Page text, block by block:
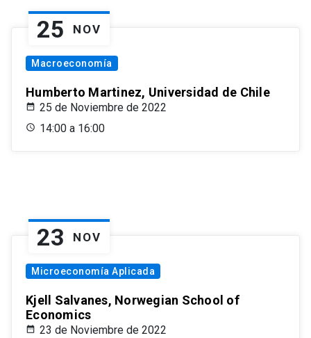
25 NOV
Macroeconomía
Humberto Martinez, Universidad de Chile
25 de Noviembre de 2022
14:00 a 16:00
23 NOV
Microeconomía Aplicada
Kjell Salvanes, Norwegian School of
Economics
23 de Noviembre de 2022